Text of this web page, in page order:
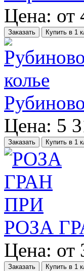
Цена: от
Заказать Купить в 1
Цена: 5
Заказать Купить в 1
РОЗА
Цена: от
Заказать Купить в 1